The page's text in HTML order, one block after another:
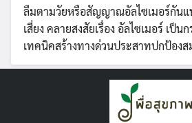
ลืมตามวัยหรือสัญญาณอัลไซเมอร์กัน
เสี่ยง คลายสงสัยเรื่อง อัลไซเมอร์ เป็
เทคนิคสร้างทางด่วนประสาทปกป้อง